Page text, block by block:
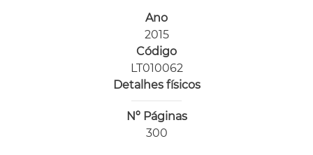
Ano
2015
Código
LT010062
Detalhes físicos
Nº Páginas
300